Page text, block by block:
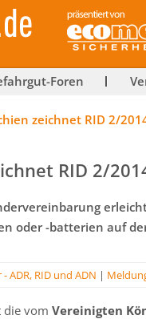
Foren
zeichnet RID 2/
RID 2/
oder -batterien auf
ADR, RID und ADN |
die vom Vereinigten